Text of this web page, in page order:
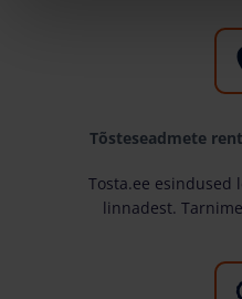
Tõsteseadmete
Tosta.ee esindused
linnadest.